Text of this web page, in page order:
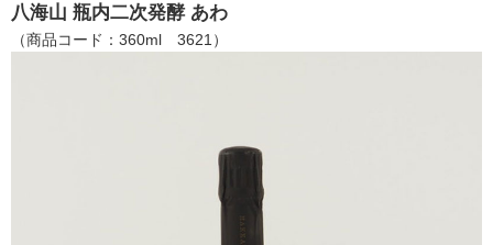
八海山 瓶内二次発酵 あわ
（商品コード：360ml 3621）